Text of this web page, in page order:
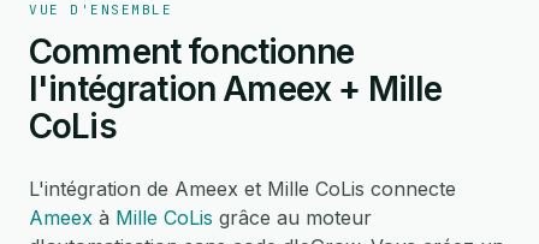
VUE D'ENSEMBLE
Comment fonctionne
l'intégration Ameex + Mille
CoLis
L'intégration de Ameex et Mille CoLis connecte
Ameex à Mille CoLis grâce au moteur